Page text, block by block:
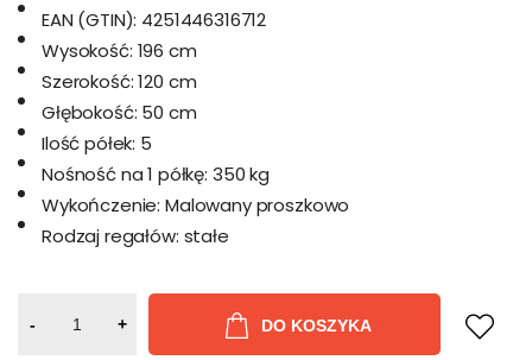
EAN (GTIN): 4251446316712
Wysokość: 196 cm
Szerokość: 120 cm
Głębokość: 50 cm
Ilość półek: 5
Nośność na 1 półkę: 350 kg
Wykończenie: Malowany proszkowo
Rodzaj regałów: stałe
- + DO KOSZYKA